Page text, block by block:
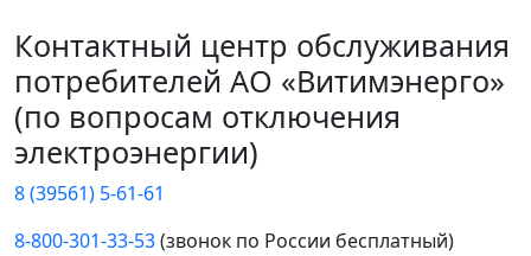
Контактный центр обслуживания
потребителей АО «Витимэнерго»
(по вопросам отключения
электроэнергии)
8 (39561) 5-61-61
8-800-301-33-53(звонок по России бесплатный)